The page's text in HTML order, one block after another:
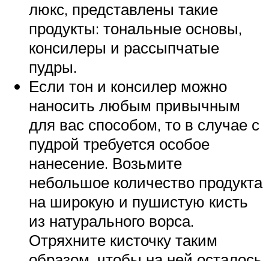
люкс, представлены такие
продукты: тональные основы,
консилеры и рассыпчатые
пудры.
Если тон и консилер можно
наносить любым привычным
для вас способом, то в случае с
пудрой требуется особое
нанесение. Возьмите
небольшое количество продукта
на широкую и пушистую кисть
из натурального ворса.
Отряхните кисточку таким